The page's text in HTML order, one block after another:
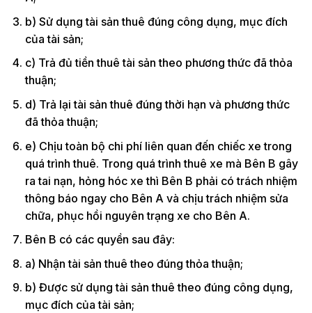
b) Sử dụng tài sản thuê đúng công dụng, mục đích
của tài sản;
c) Trả đủ tiền thuê tài sản theo phương thức đã thỏa
thuận;
d) Trả lại tài sản thuê đúng thời hạn và phương thức
đã thỏa thuận;
e) Chịu toàn bộ chi phí liên quan đến chiếc xe trong
quá trình thuê. Trong quá trình thuê xe mà Bên B gây
ra tai nạn, hỏng hóc xe thì Bên B phải có trách nhiệm
thông báo ngay cho Bên A và chịu trách nhiệm sửa
chữa, phục hồi nguyên trạng xe cho Bên A.
Bên B có các quyền sau đây:
a) Nhận tài sản thuê theo đúng thỏa thuận;
b) Được sử dụng tài sản thuê theo đúng công dụng,
mục đích của tài sản;